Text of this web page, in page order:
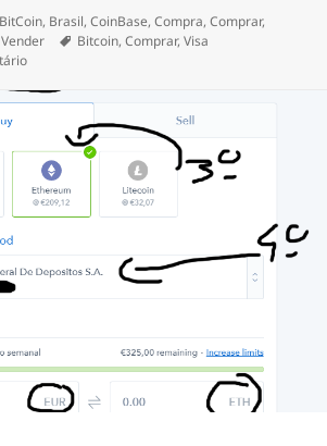
Categorias
BitCoin, Brasil,CoinBase,Compra,Comprar,
Vender Etiquetas
Bitcoin,Comprar,Visa
sobre Como comprar Bitcoin